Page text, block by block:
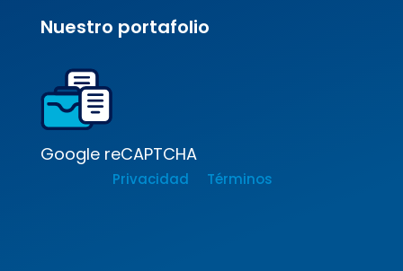
Nuestro portafolio
Google reCAPTCHA
Privacidad Términos